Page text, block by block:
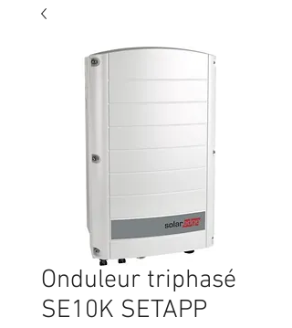
Onduleur triphasé
SE10K SETAPP